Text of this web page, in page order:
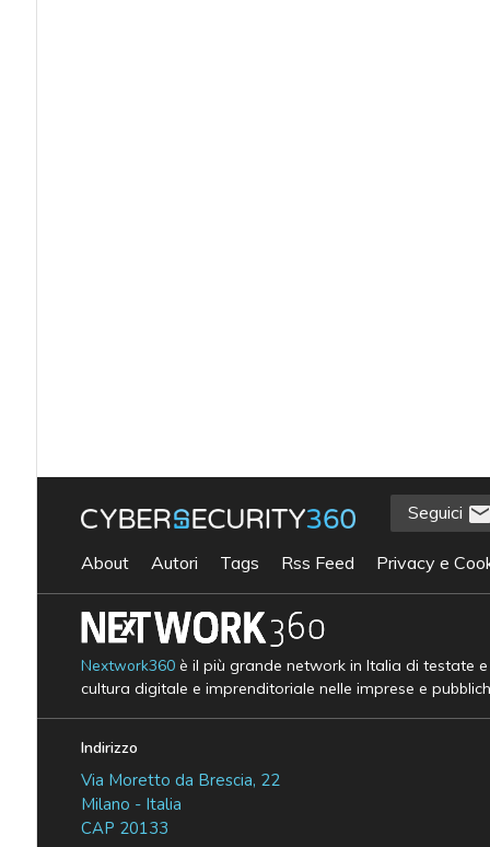
Seguici
About Autori Tags Rss Feed Privacy e
Nextwork360è il più grande network in Italia di testate
cultura digitale e imprenditoriale nelle imprese e
Indirizzo
Via Moretto da Brescia, 22
Milano - Italia
CAP 20133